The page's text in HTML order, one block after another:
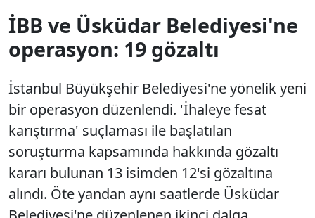
İBB ve Üsküdar Belediyesi'ne
operasyon: 19 gözaltı
İstanbul Büyükşehir Belediyesi'ne yönelik yeni
bir operasyon düzenlendi. 'İhaleye fesat
karıştırma' suçlaması ile başlatılan
soruşturma kapsamında hakkında gözaltı
kararı bulunan 13 isimden 12'si gözaltına
alındı. Öte yandan aynı saatlerde Üsküdar